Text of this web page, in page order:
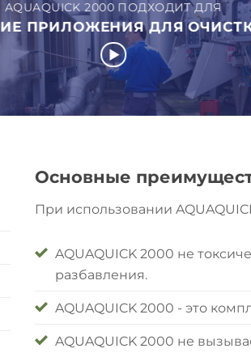
AQUAQUICK 2000 ПОДХОДИТ ДЛЯ
ПРИЛОЖЕНИЯ ДЛЯ
Основные
При использовании
AQUAQUICK 2000 не
разбавления.
AQUAQUICK 2000 - это
AQUAQUICK 2000 не